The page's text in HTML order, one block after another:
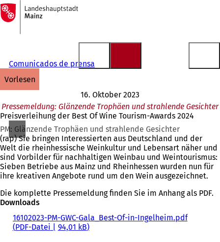
Inhalt anspringen
Zur
Startseite
Comunicados de prensa
vorlesen
16. Oktober 2023
Pressemeldung: Glänzende Trophäen und strahlende Gesichter
Preisverleihung der Best Of Wine Tourism-Awards 2024
PM: Glänzende Trophäen und strahlende Gesichter
(rap) Sie bringen Interessierten aus Deutschland und der
Welt die rheinhessische Weinkultur und Lebensart näher und
sind Vorbilder für nachhaltigen Weinbau und Weintourismus:
Sieben Betriebe aus Mainz und Rheinhessen wurden nun für
ihre kreativen Angebote rund um den Wein ausgezeichnet.
Die komplette Pressemeldung finden Sie im Anhang als PDF.
Downloads
16102023-PM-GWC-Gala_Best-Of-in-Ingelheim.pdf
PDF-Datei 94,01 kB